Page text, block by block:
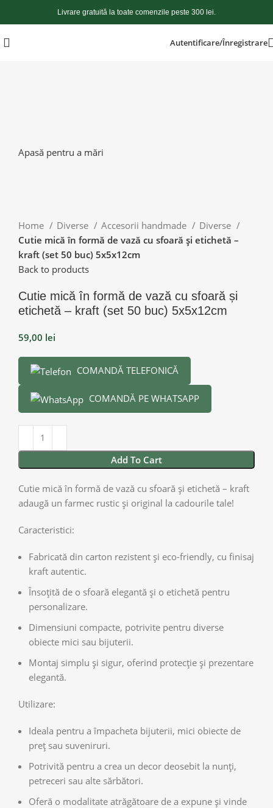
Livrare gratuită la toate comenzile peste 300 lei.
Autentificare/Înregistrare
Apasă pentru a mări
Home Diverse Accesorii handmade
Diverse
Cutie mică în formă de vază cu sfoară și etichetă –
kraft (set 50 buc) 5x5x12cm
Back to products
Cutie mică în formă de vază cu sfoară și
etichetă – kraft (set 50 buc) 5x5x12cm
59,00 lei
COMANDĂ TELEFONICĂ
COMANDĂ PE WHATSAPP
Add To Cart
Cutie mică în formă de vază cu sfoară și etichetă – kraft
adaugă un farmec rustic și original la cadourile tale!
Caracteristici:
Fabricată din carton rezistent și eco-friendly, cu finisaj
kraft autentic.
Însoțită de o sfoară elegantă și o etichetă pentru
personalizare.
Dimensiuni compacte, potrivite pentru diverse
obiecte mici sau bijuterii.
Montaj simplu și sigur, oferind protecție și prezentare
elegantă.
Utilizare:
Ideala pentru a împacheta bijuterii, mici obiecte de
preț sau suveniruri.
Potrivită pentru a crea un decor deosebit la nunți,
petreceri sau alte sărbători.
Oferă o modalitate atrăgătoare de a expune și vinde